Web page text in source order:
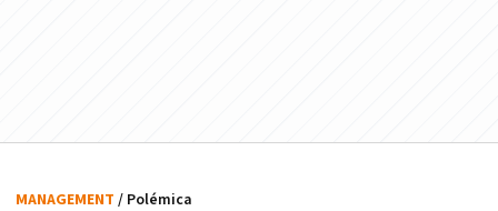
MANAGEMENT / Polémica